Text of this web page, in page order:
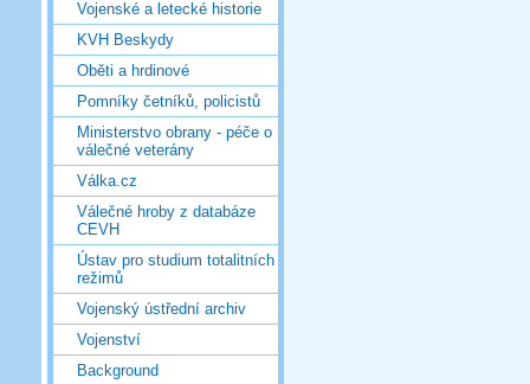
Vojenské a letecké historie
KVH Beskydy
Oběti a hrdinové
Pomníky četníků, policistů
Ministerstvo obrany - péče o
válečné veterány
Válka.cz
Válečné hroby z databáze
CEVH
Ústav pro studium totalitních
režimů
Vojenský ústřední archiv
Vojenství
Background